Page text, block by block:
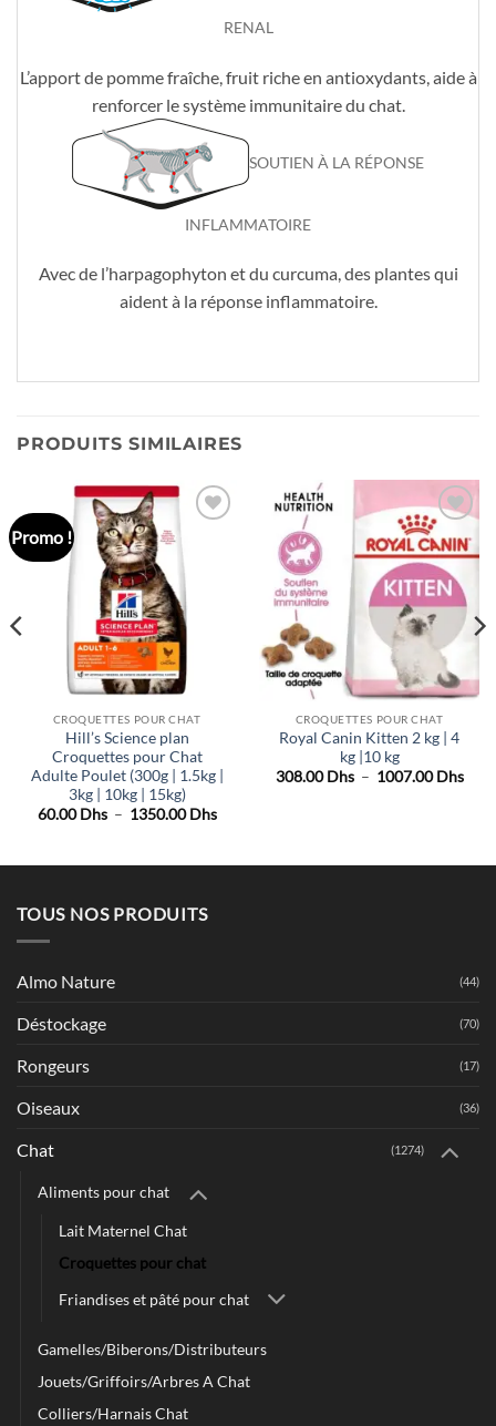
RENAL
L’apport de pomme fraîche, fruit riche en antioxydants, aide à
renforcer le système immunitaire du chat.
SOUTIEN À LA RÉPONSE
INFLAMMATOIRE
Avec de l’harpagophyton et du curcuma, des plantes qui
aident à la réponse inflammatoire.
PRODUITS SIMILAIRES
Promo !
CROQUETTES POUR CHAT
Hill’s Science plan
Croquettes pour Chat
Adulte Poulet (300g | 1.5kg |
3kg | 10kg | 15kg)
60.00Dhs – 1350.00DhsPlage
à
Ajouter
à la liste
de
souhaits
CROQUETTES POUR CHAT
Royal Canin Kitten 2 kg | 4
kg |10 kg
308.00Dhs – 1007.00Dhs
Dhs
TOUS NOS PRODUITS
Almo Nature (44)
Déstockage (70)
Rongeurs (17)
Oiseaux (36)
Chat (1274)
Aliments pour chat
Lait Maternel Chat
Croquettes pour chat
Friandises et pâté pour chat
Gamelles/Biberons/Distributeurs
Jouets/Griffoirs/Arbres A Chat
Colliers/Harnais Chat